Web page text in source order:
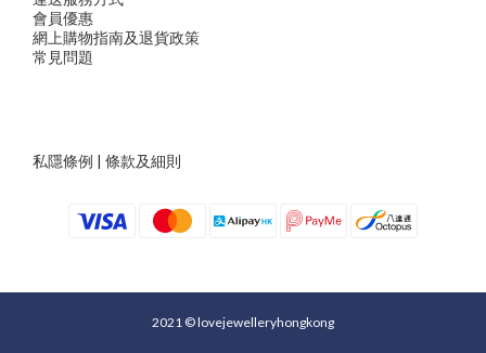
會員優惠
網上購物指南及退貨政策
常見問題
私隱條例 | 條款及細則
2021 © lovejewelleryhongkong